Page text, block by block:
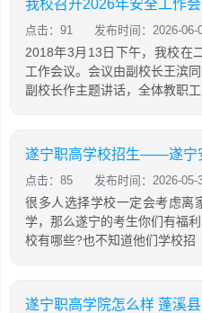
我校召开2026年安全工作会
点击：91 发布时间：2026-06-
2018年3月13日下午，我校在
工作会议。会议由副校长王滨
副校长作主题讲话，全体教职工
遂宁职高学校招生——遂宁
点击：85 发布时间：2026-05-
很多人选择学校一定会考虑离
学，那么遂宁的考生你们有福
校有哪些?也不知道他们学校招
遂宁职高学院怎么样 蓬溪